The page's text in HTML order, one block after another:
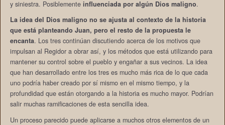
y siniestra. Posiblemente influenciada por algún Dios maligno.
La idea del Dios maligno no se ajusta al contexto de la historia
que está planteando Juan, pero el resto de la propuesta le
encanta. Los tres continúan discutiendo acerca de los motivos que
impulsan al Regidor a obrar así, y los métodos que está utilizando para
mantener su control sobre el pueblo y engañar a sus vecinos. La idea
que han desarrollado entre los tres es mucho más rica de lo que cada
uno podría haber creado por sí mismo en el mismo tiempo, y la
profundidad que están otorgando a la historia es mucho mayor. Podrían
salir muchas ramificaciones de esta sencilla idea.
Un proceso parecido puede aplicarse a muchos otros elementos de un